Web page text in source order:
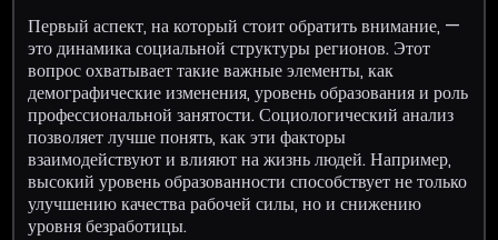
Первый аспект, на который стоит обратить внимание, —
это динамика социальной структуры регионов. Этот
вопрос охватывает такие важные элементы, как
демографические изменения, уровень образования и роль
профессиональной занятости. Социологический анализ
позволяет лучше понять, как эти факторы
взаимодействуют и влияют на жизнь людей. Например,
высокий уровень образованности способствует не только
улучшению качества рабочей силы, но и снижению
уровня безработицы.